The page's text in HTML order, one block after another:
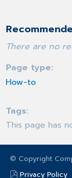
There are no
Page type
How-to
Tags
This page has
© Copyright
Privacy Policy